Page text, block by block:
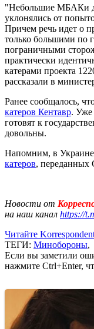
"Небольшие МБАКи
уклонялись от
Причем речь идет о
только большими по
пограничными
практически
катерами проекта
рассказали в
Ранее сообщалось,
катеров Кентавр. Уже
готовят к
довольны.
Напомним, в Украине
катеров,
Новости от
на наш канал https://
Читайте
ТЕГИ: Минобороны,
Если вы заметили
нажмите Ctrl+Enter,